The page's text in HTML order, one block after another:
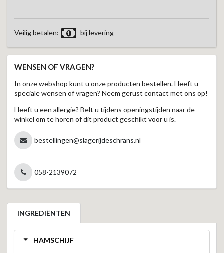
Veilig betalen: bij levering
WENSEN OF VRAGEN?
In onze webshop kunt u onze producten bestellen. Heeft u
speciale wensen of vragen? Neem gerust contact met ons op!
Heeft u een allergie? Belt u tijdens openingstijden naar de
winkel om te horen of dit product geschikt voor u is.
bestellingen@slagerijdeschrans.nl
058-2139072
INGREDIËNTEN
HAMSCHIJF